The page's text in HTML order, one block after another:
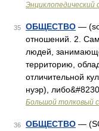
Энциклопедический
35 ОБЩЕСТВО —
отношений. 2.
людей,
территорию,
отличительной
нуэр),
Большой толковый
36 ОБЩЕСТВО —